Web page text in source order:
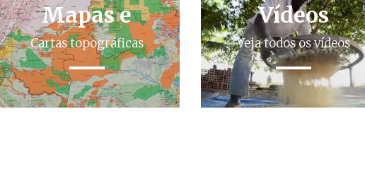
Mapas e
Cartas topográficas
Vídeos
Veja todos os vídeos